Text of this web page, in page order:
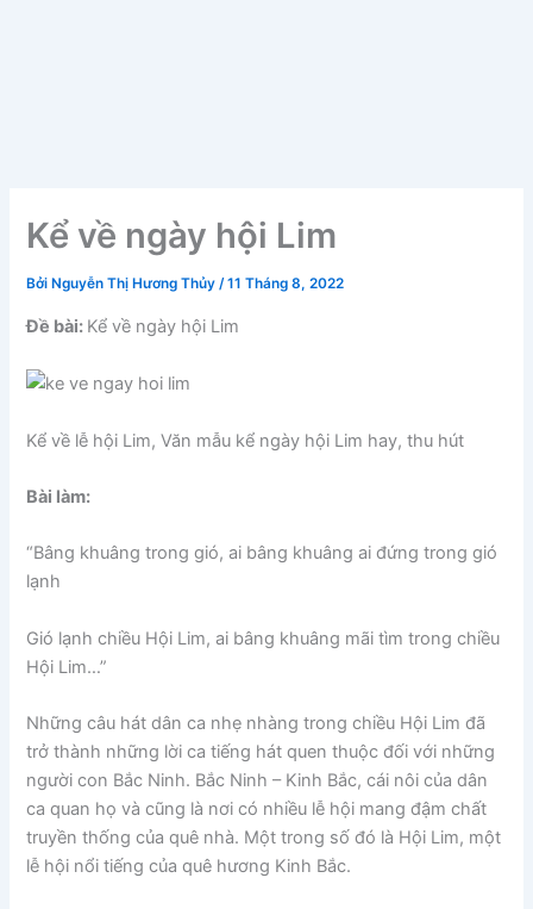
Kể về ngày hội Lim
Bởi Nguyễn Thị Hương Thủy/11 Tháng 8, 2022
Đề bài: Kể về ngày hội Lim
Kể về lễ hội Lim, Văn mẫu kể ngày hội Lim hay, thu hút
Bài làm:
“Bâng khuâng trong gió, ai bâng khuâng ai đứng trong gió
lạnh
Gió lạnh chiều Hội Lim, ai bâng khuâng mãi tìm trong chiều
Hội Lim…”
Những câu hát dân ca nhẹ nhàng trong chiều Hội Lim đã
trở thành những lời ca tiếng hát quen thuộc đối với những
người con Bắc Ninh. Bắc Ninh – Kinh Bắc, cái nôi của dân
ca quan họ và cũng là nơi có nhiều lễ hội mang đậm chất
truyền thống của quê nhà. Một trong số đó là Hội Lim, một
lễ hội nổi tiếng của quê hương Kinh Bắc.